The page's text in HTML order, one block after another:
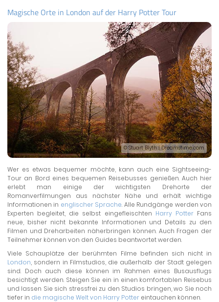
Magische Orte in London auf der Harry Potter Tour
© Stuart Blyth | Dreamstime.com
Wer es etwas bequemer möchte, kann auch eine Sightseeing-
Tour an Bord eines bequemen Reisebusses genießen. Auch hier
erlebt man einige der wichtigsten Drehorte der
Romanverfilmungen aus nächster Nähe und erhält wichtige
Informationen in englischer Sprache. Alle Rundgänge werden von
Experten begleitet, die selbst eingefleischten Harry PotterFans
neue, bisher nicht bekannte Informationen und Details zu den
Filmen und Dreharbeiten näherbringen können. Auch Fragen der
Teilnehmer können von den Guides beantwortet werden.
Viele Schauplätze der berühmten Filme befinden sich nicht in
London, sondern in Filmstudios, die außerhalb der Stadt gelegen
sind. Doch auch diese können im Rahmen eines Busausflugs
besichtigt werden. Steigen Sie ein in einen komfortablen Reisebus
und lassen Sie sich stressfrei zu den Studios bringen, wo Sie noch
tiefer in die magische Welt von Harry Potter eintauchen können.